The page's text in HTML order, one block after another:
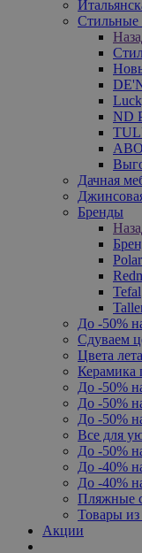
Стильные
ND
Дачная
Бренды
Tefal
До -50%
Сдуваем
Цвета лета
Керамика
До -50%
До -50%
До -50%
Все для
До -50%
До -40%
До -40%
Пляжные
Товары из
Акции